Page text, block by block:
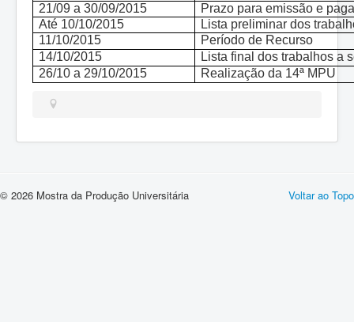
21/09 a 30/09/2015
Prazo para emissão e
Até 10/10/2015
Lista preliminar dos
11/10/2015
Período de Recurso
14/10/2015
Lista final dos trabalhos a
26/10 a 29/10/2015
Realização da 14ª MPU
Voltar ao Topo
© 2026 Mostra da Produção Universitária